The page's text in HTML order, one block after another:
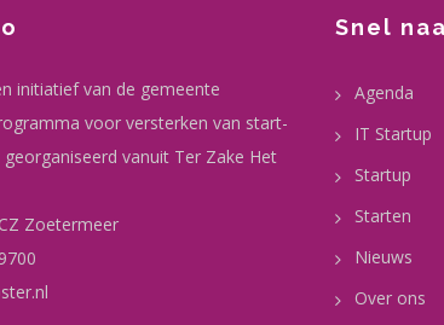
initiatief van de gemeente
voor versterken van start-
vanuit Ter Zake Het
Zoetermeer
Snel
Agenda
IT Startup
Startup
Starten
Nieuws
Over ons